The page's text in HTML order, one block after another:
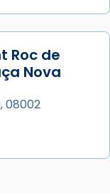
Roc de
Nova
08002